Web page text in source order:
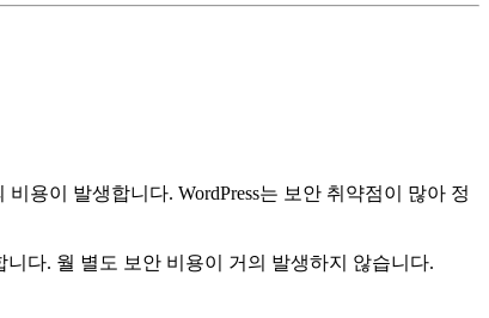
용이 발생합니다. WordPress는 보안 취약점이 많아 정
다. 월 별도 보안 비용이 거의 발생하지 않습니다.